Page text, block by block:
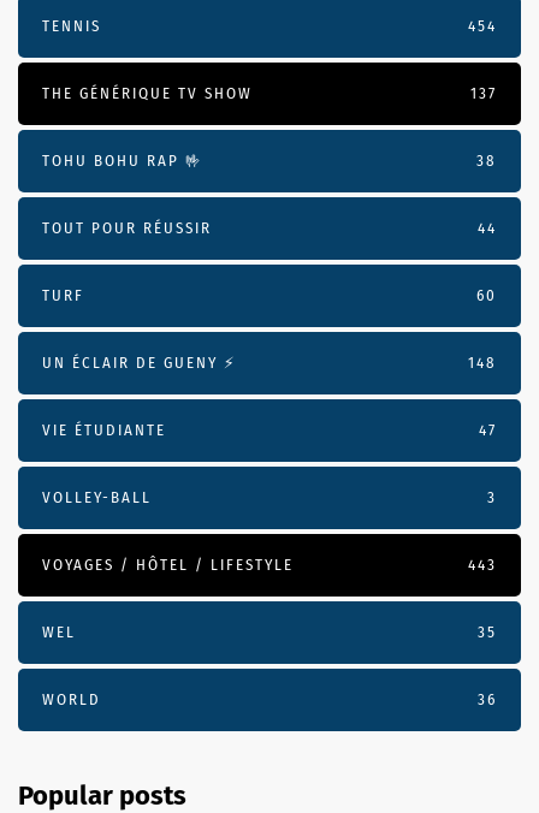
TENNIS 454
THE GÉNÉRIQUE TV SHOW 137
TOHU BOHU RAP 🤟 38
TOUT POUR RÉUSSIR 44
TURF 60
UN ÉCLAIR DE GUENY ⚡️ 148
VIE ÉTUDIANTE 47
VOLLEY-BALL 3
VOYAGES / HÔTEL / LIFESTYLE 443
WEL 35
WORLD 36
Popular posts